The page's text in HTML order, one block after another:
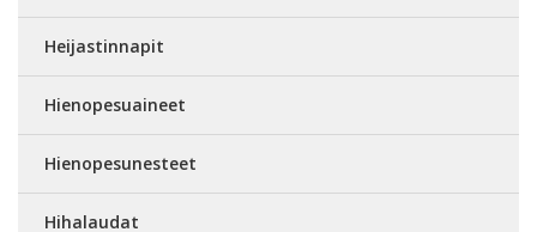
Heijastinnapit
Hienopesuaineet
Hienopesunesteet
Hihalaudat